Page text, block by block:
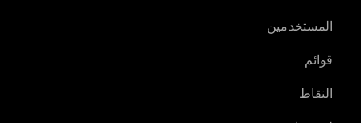
المستخدمين
قوائم
النقاط